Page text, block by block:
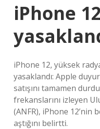
iPhone
iPhone 12, yüksek
yasaklandı: Apple
satışını tamamen
frekanslarını izleyen
(ANFR), iPhone 12’nin
aştığını belirtti.